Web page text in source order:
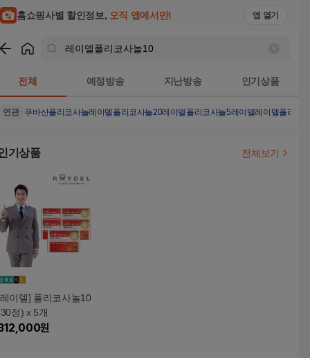
홈쇼핑사별 할인정보, 오직 앱에서만! 앱 열기
전체 예정방송 지난방송 인기상품
연관 쿠바산폴리코사놀레이델폴리코사놀20레이델폴리코사놀5레이델레이델폴리코
기상품 전체보기
이델] 폴리코사놀10
정) x 5개
원